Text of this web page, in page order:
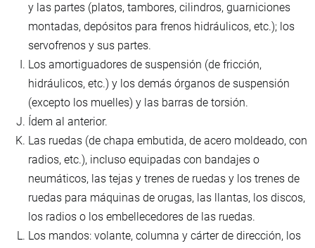
y las partes (platos, tambores, cilindros, guarniciones
montadas, depósitos para frenos hidráulicos, etc.); los
servofrenos y sus partes.
Los amortiguadores de suspensión (de fricción,
hidráulicos, etc.) y los demás órganos de suspensión
(excepto los muelles) y las barras de torsión.
Ídem al anterior.
Las ruedas (de chapa embutida, de acero moldeado, con
radios, etc.), incluso equipadas con bandajes o
neumáticos, las tejas y trenes de ruedas y los trenes de
ruedas para máquinas de orugas, las llantas, los discos,
los radios o los embellecedores de las ruedas.
Los mandos: volante, columna y cárter de dirección, los